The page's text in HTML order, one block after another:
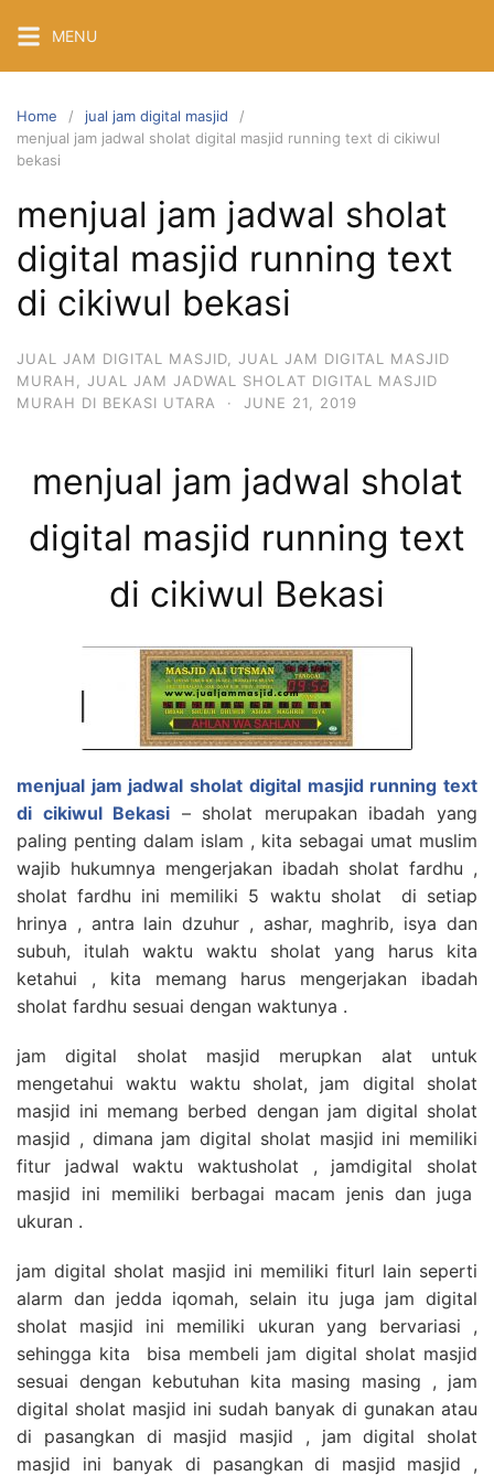
content
MENU
Home
jual jam digital masjid
menjual jam jadwal sholat digital masjid running text di cikiwul
bekasi
menjual jam jadwal sholat
digital masjid running text
di cikiwul bekasi
JUAL JAM DIGITAL MASJID
JUAL JAM DIGITAL MASJID
MURAH
JUAL JAM JADWAL SHOLAT DIGITAL MASJID
MURAH DI BEKASI UTARA
· JUNE 21, 2019
menjual jam jadwal sholat
digital masjid running text
di cikiwul Bekasi
menjual jam jadwal sholat digital masjid running text
di cikiwul Bekasi – sholat merupakan ibadah yang
paling penting dalam islam , kita sebagai umat muslim
wajib hukumnya mengerjakan ibadah sholat fardhu ,
sholat fardhu ini memiliki 5 waktu sholat di setiap
hrinya , antra lain dzuhur , ashar, maghrib, isya dan
subuh, itulah waktu waktu sholat yang harus kita
ketahui , kita memang harus mengerjakan ibadah
sholat fardhu sesuai dengan waktunya .
jam digital sholat masjid merupkan alat untuk
mengetahui waktu waktu sholat, jam digital sholat
masjid ini memang berbed dengan jam digital sholat
masjid , dimana jam digital sholat masjid ini memiliki
fitur jadwal waktu waktusholat , jamdigital sholat
masjid ini memiliki berbagai macam jenis dan juga
ukuran .
jam digital sholat masjid ini memiliki fiturl lain seperti
alarm dan jedda iqomah, selain itu juga jam digital
sholat masjid ini memiliki ukuran yang bervariasi ,
sehingga kita bisa membeli jam digital sholat masjid
sesuai dengan kebutuhan kita masing masing , jam
digital sholat masjid ini sudah banyak di gunakan atau
di pasangkan di masjid masjid , jam digital sholat
masjid ini banyak di pasangkan di masjid masjid ,